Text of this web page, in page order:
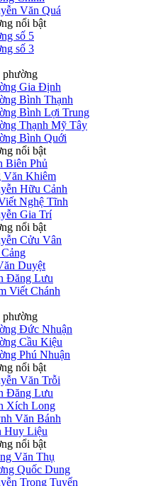
Văn Quá
nổi bật
số 5
số 3
phường
Gia Định
Bình Thạnh
Bình Lợi Trung
Thạnh Mỹ Tây
Bình Quới
nổi bật
Biên Phủ
Văn Khiêm
Hữu Cảnh
Nghệ Tĩnh
Gia Trí
nổi bật
Cửu Vân
Duyệt
Đăng Lưu
Viết Chánh
phường
Đức Nhuận
Cầu Kiệu
Phú Nhuận
nổi bật
Văn Trỗi
Đăng Lưu
Xích Long
Văn Bánh
Huy Liệu
nổi bật
Văn Thụ
Quốc Dung
Trọng Tuyển